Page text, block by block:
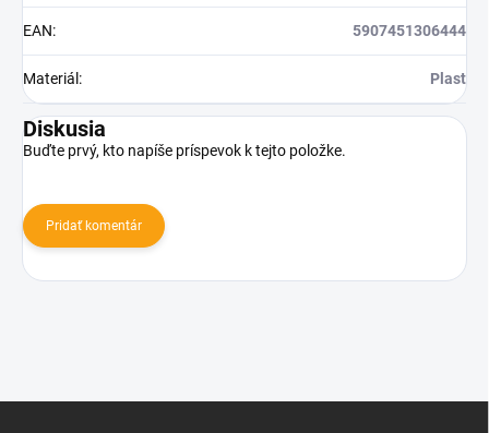
EAN: 5907451306444
Materiál : Plast
Diskusia
Buďte prvý, kto napíše príspevok k tejto položke.
Pridať komentár